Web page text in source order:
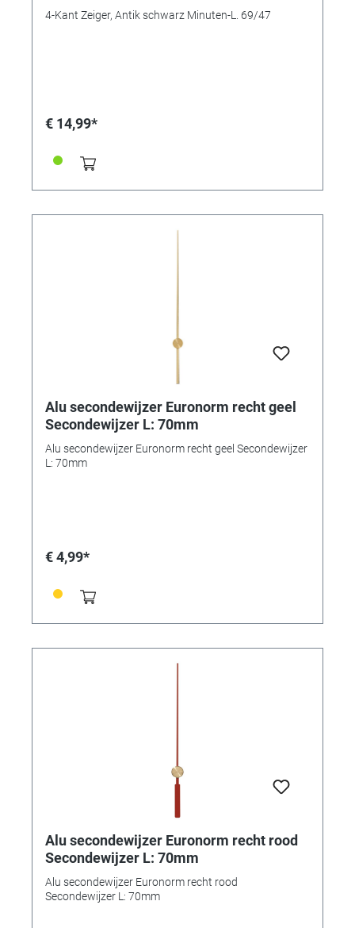
4-Kant Zeiger, Antik schwarz Minuten-L. 69/47
€ 14,99*
Alu secondewijzer Euronorm recht geel
Secondewijzer L: 70mm
Alu secondewijzer Euronorm recht geel Secondewijzer
L: 70mm
€ 4,99*
Alu secondewijzer Euronorm recht rood
Secondewijzer L: 70mm
Alu secondewijzer Euronorm recht rood
Secondewijzer L: 70mm